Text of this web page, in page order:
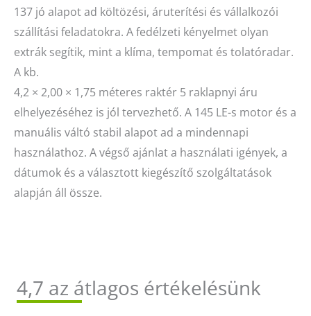
137 jó alapot ad költözési, áruterítési és vállalkozói
szállítási feladatokra. A fedélzeti kényelmet olyan
extrák segítik, mint a klíma, tempomat és tolatóradar.
A kb.
4,2 × 2,00 × 1,75 méteres raktér 5 raklapnyi áru
elhelyezéséhez is jól tervezhető. A 145 LE-s motor és a
manuális váltó stabil alapot ad a mindennapi
használathoz. A végső ajánlat a használati igények, a
dátumok és a választott kiegészítő szolgáltatások
alapján áll össze.
4,7 az átlagos értékelésünk